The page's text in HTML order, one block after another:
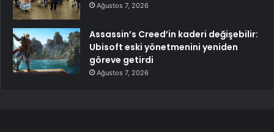
Ağustos 7, 2026
Assassin’s Creed’in kaderi değişebilir:
Ubisoft eski yönetmenini yeniden
göreve getirdi
Ağustos 7, 2026